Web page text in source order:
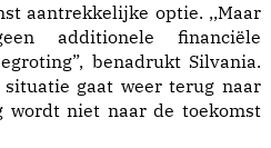
aantrekkelijke optie. ,,Maar
additionele financiële
benadrukt Silvania.
gaat weer terug naar
wordt niet naar de toekomst